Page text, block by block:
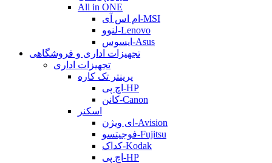
All in ONE
ام اس آی-MSI
لنوو-Lenovo
ایسوس-Asus
تجهیزات اداری و فروشگاهی
تجهیزات اداری
پرینتر تک کاره
اچ پی-HP
کانن-Canon
اسکنر
ای ویژن-Avision
فوجیتسو-Fujitsu
کداک-Kodak
اچ پی-HP